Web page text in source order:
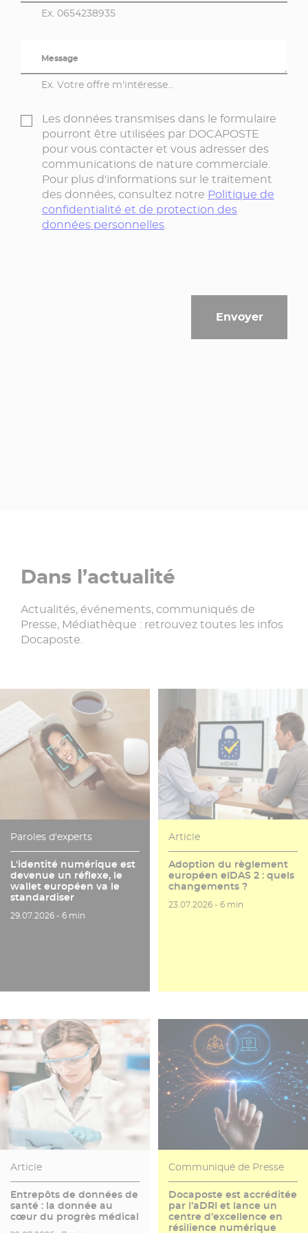
Ex. 0654238935
Message
Ex. Votre offre m'intéresse...
Les données transmises dans le formulaire
pourront être utilisées par DOCAPOSTE
pour vous contacter et vous adresser des
communications de nature commerciale.
Pour plus d'informations sur le traitement
des données, consultez notre Politique de
confidentialité et de protection des
données personnelles.
Dans l’actualité
Actualités, événements, communiqués de
Presse, Médiathèque : retrouvez toutes les infos
Docaposte.
Paroles d'experts
L'identité numérique est
devenue un réflexe, le
wallet européen va le
standardiser
Date de publication
29.07.2026 - Temps de lecture
6 min
Article
Adoption du règlement
européen eIDAS 2 : quels
changements ?
Date de publication
23.07.2026 -Temps de lecture
6 min
Article
Entrepôts de données de
santé : la donnée au
cœur du progrès médical
Communiqué de Presse
Docaposte est accréditée
par l’aDRI et lance un
centre d’excellence en
résilience numérique